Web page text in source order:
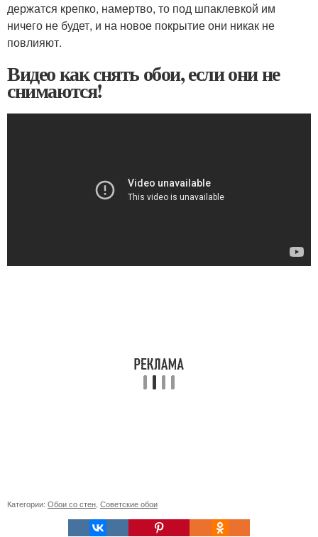
держатся крепко, намертво, то под шпаклевкой им
ничего не будет, и на новое покрытие они никак не
повлияют.
Видео как снять обои, если они не
снимаются!
Категории: Обои со стен Советские обои